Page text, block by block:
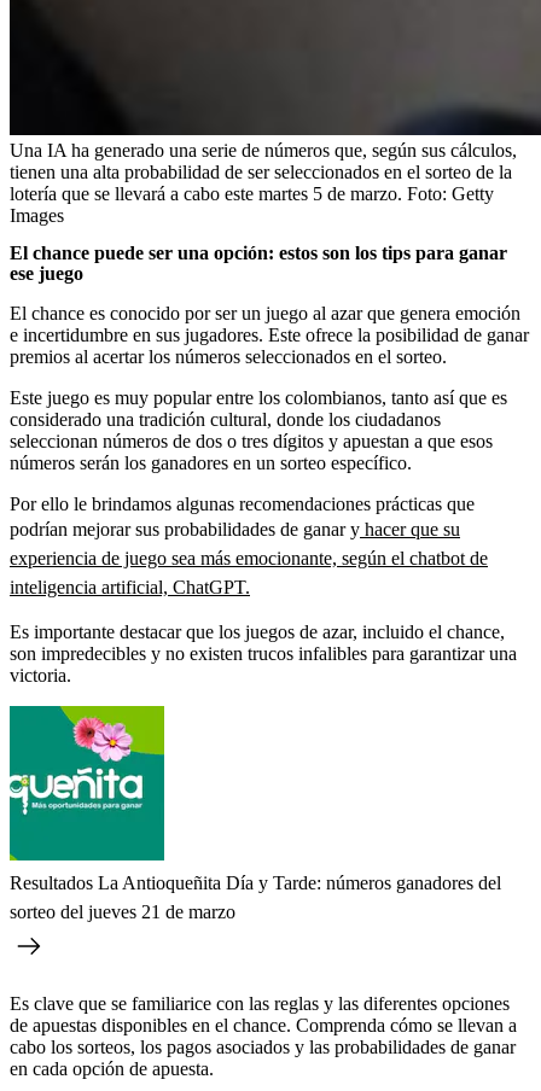
Una IA ha generado una serie de números que, según sus cálculos,
tienen una alta probabilidad de ser seleccionados en el sorteo de la
lotería que se llevará a cabo este martes 5 de marzo. Foto: Getty
Images
El chance puede ser una opción: estos son los tips para ganar
ese juego
El chance es conocido por ser un juego al azar que genera emoción
e incertidumbre en sus jugadores. Este ofrece la posibilidad de ganar
premios al acertar los números seleccionados en el sorteo.
Este juego es muy popular entre los colombianos, tanto así que es
considerado una tradición cultural, donde los ciudadanos
seleccionan números de dos o tres dígitos y apuestan a que esos
números serán los ganadores en un sorteo específico.
Por ello le brindamos algunas recomendaciones prácticas que
podrían mejorar sus probabilidades de ganar y hacer que su
experiencia de juego sea más emocionante, según el chatbot de
inteligencia artificial, ChatGPT.
Es importante destacar que los juegos de azar, incluido el chance,
son impredecibles y no existen trucos infalibles para garantizar una
victoria.
Resultados La Antioqueñita Día y Tarde: números ganadores del
sorteo del jueves 21 de marzo
Es clave que se familiarice con las reglas y las diferentes opciones
de apuestas disponibles en el chance. Comprenda cómo se llevan a
cabo los sorteos, los pagos asociados y las probabilidades de ganar
en cada opción de apuesta.